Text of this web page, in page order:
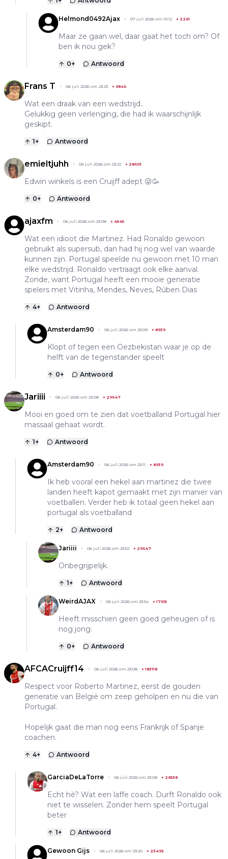
Helmond0492Ajax 07 juli 2026 om 10:12 + 2261
Maar ze gaan wel, daar gaat het toch om? Of
ben ik nou gek?
0+ Antwoord
Frans T 06 juli 2026 om 23:23 + 9846
Wat een draak van een wedstrijd..
Gelukkig geen verlenging, die had ik waarschijnlijk
geskipt.
1+ Antwoord
emieltjuhh 06 juli 2026 om 23:22 + 28601
Edwin winkels is een Cruijff adept 😜🥳
0+ Antwoord
ajaxfm 06 juli 2026 om 23:08 + 4545
Wat een idioot die Martinez. Had Ronaldo gewoon
gebruikt als supersub, dan had hij nog wel van waarde
kunnen zijn. Portugal speelde nu gewoon met 10 man
elke wedstrijd. Ronaldo vertraagt ook elke aanval.
Zonde, want Portugal heeft een mooie generatie
spelers met Vitinha, Mendes, Neves, Rúben Dias
4+ Antwoord
Amsterdam90 06 juli 2026 om 23:09 + 8939
Klopt of tegen een Oezbekistan waar je op de
helft van de tegenstander speelt
0+ Antwoord
Jariiii 06 juli 2026 om 23:08 + 29647
Mooi en goed om te zien dat voetballand Portugal hier
massaal gehaat wordt.
1+ Antwoord
Amsterdam90 06 juli 2026 om 23:11 + 8939
Ik heb vooral een hekel aan martinez die twee
landen heeft kapot gemaakt met zijn manier van
voetballen. Verder heb ik totaal geen hekel aan
portugal als voetballand
2+ Antwoord
Jariiii 06 juli 2026 om 23:52 + 29647
Onbegrijpelijk.
1+ Antwoord
WeirdAJAX 06 juli 2026 om 23:54 +17615
Heeft misschien geen goed geheugen of is
nog jong.
0+ Antwoord
AFCACruijff14 06 juli 2026 om 23:08 +183118
Respect voor Roberto Martinez, eerst de gouden
generatie van België om zeep geholpen en nu die van
Portugal.
Hopelijk gaat die man nog eens Frankrijk of Spanje
coachen.
4+ Antwoord
GarciaDeLaTorre 06 juli 2026 om 23:08 + 26538
Echt hè? Wat een laffe coach. Durft Ronaldo ook
niet te wisselen. Zonder hem speelt Portugal
beter
1+ Antwoord
Gewoon Gijs 06 juli 2026 om 23:20 + 23493